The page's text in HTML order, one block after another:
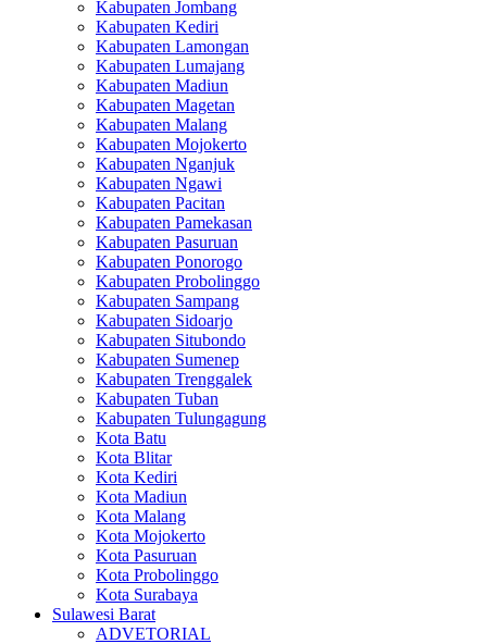
Kabupaten Jombang
Kabupaten Kediri
Kabupaten Lamongan
Kabupaten Lumajang
Kabupaten Madiun
Kabupaten Magetan
Kabupaten Malang
Kabupaten Mojokerto
Kabupaten Nganjuk
Kabupaten Ngawi
Kabupaten Pacitan
Kabupaten Pamekasan
Kabupaten Pasuruan
Kabupaten Ponorogo
Kabupaten Probolinggo
Kabupaten Sampang
Kabupaten Sidoarjo
Kabupaten Situbondo
Kabupaten Sumenep
Kabupaten Trenggalek
Kabupaten Tuban
Kabupaten Tulungagung
Kota Batu
Kota Blitar
Kota Kediri
Kota Madiun
Kota Malang
Kota Mojokerto
Kota Pasuruan
Kota Probolinggo
Kota Surabaya
Sulawesi Barat
ADVETORIAL